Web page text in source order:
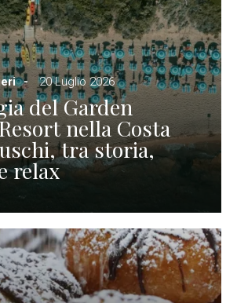
20 Luglio 2026
del Garden
nella Costa
tra storia,
relax